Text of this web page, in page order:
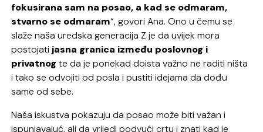
fokusirana sam na posao, a kad se odmaram,
stvarno se odmaram“, govori Ana. Ono u čemu se
slaže naša uredska generacija Z je da uvijek mora
postojati jasna granica između poslovnog i
privatnog te da je ponekad doista važno ne raditi ništa
i tako se odvojiti od posla i pustiti idejama da dođu
same od sebe.
Naša iskustva pokazuju da posao može biti važan i
ispunjavajuć, ali da vrijedi podvući crtu i znati kad je